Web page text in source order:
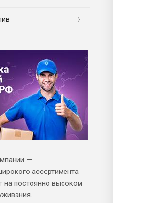
—
ассортимента
на постоянно высоком